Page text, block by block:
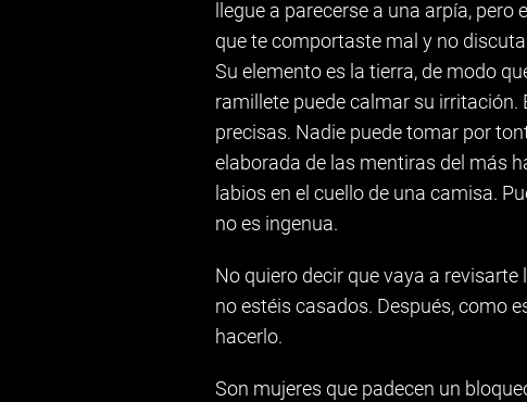
llegue a parecerse a una arpía, pero
que te comportaste mal y no
Su elemento es la tierra, de modo
ramillete puede calmar su irritación.
precisas. Nadie puede tomar por
elaborada de las mentiras del más
labios en el cuello de una camisa.
no es ingenua.
No quiero decir que vaya a
no estéis casados. Después, como
hacerlo.
Son mujeres que padecen un